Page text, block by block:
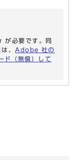
必要です。同
、 Adobe 社の
（無償）して